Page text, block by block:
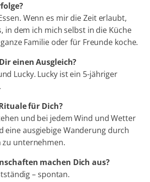
Wenn es mir die Zeit erlaubt,
in dem ich mich selbst in die Küche
Familie oder für Freunde koche.
einen Ausgleich?
Lucky. Lucky ist ein 5-jähriger
für Dich?
und bei jedem Wind und Wetter
eine ausgiebige Wanderung durch
zu unternehmen.
machen Dich aus?
– spontan.